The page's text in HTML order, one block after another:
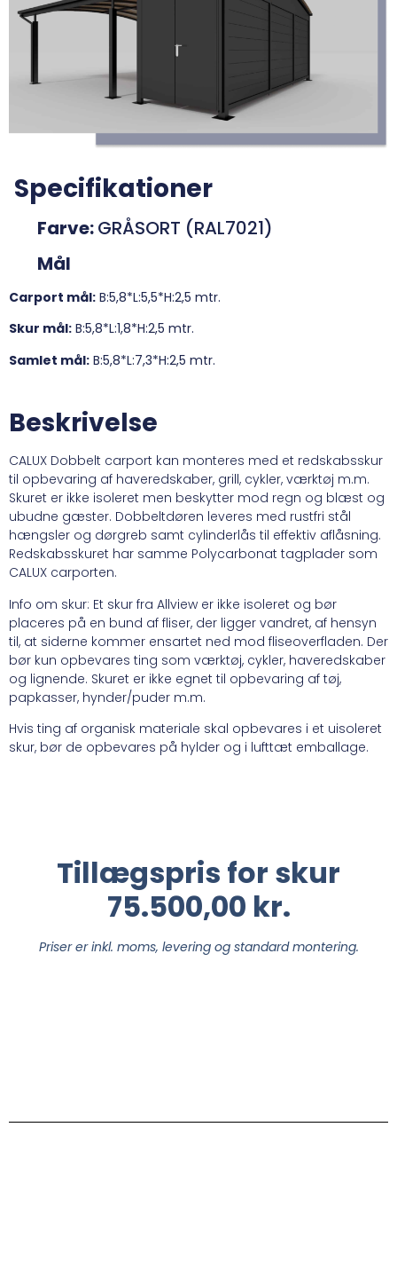
Specifikationer
Farve:GRÅSORT (RAL7021)
Mål
Carport mål: B:5,8*L:5,5*H:2,5 mtr.
Skur mål: B:5,8*L:1,8*H:2,5 mtr.
Samlet mål: B:5,8*L:7,3*H:2,5 mtr.
Beskrivelse
CALUX Dobbelt carport kan monteres med et redskabsskur
til opbevaring af haveredskaber, grill, cykler, værktøj m.m.
Skuret er ikke isoleret men beskytter mod regn og blæst og
ubudne gæster. Dobbeltdøren leveres med rustfri stål
hængsler og dørgreb samt cylinderlås til effektiv aflåsning.
Redskabsskuret har samme Polycarbonat tagplader som
CALUX carporten.
Info om skur: Et skur fra Allview er ikke isoleret og bør
placeres på en bund af fliser, der ligger vandret, af hensyn
til, at siderne kommer ensartet ned mod fliseoverfladen. Der
bør kun opbevares ting som værktøj, cykler, haveredskaber
og lignende. Skuret er ikke egnet til opbevaring af tøj,
papkasser, hynder/puder m.m.
Hvis ting af organisk materiale skal opbevares i et uisoleret
skur, bør de opbevares på hylder og i lufttæt emballage.
Tillægspris for skur
75.500,00 kr.
Priser er inkl. moms, levering og standard montering.